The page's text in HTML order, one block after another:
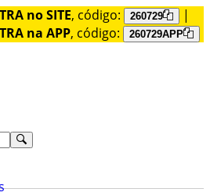
no SITE, código: 260729
|
na APP, código: 260729APP